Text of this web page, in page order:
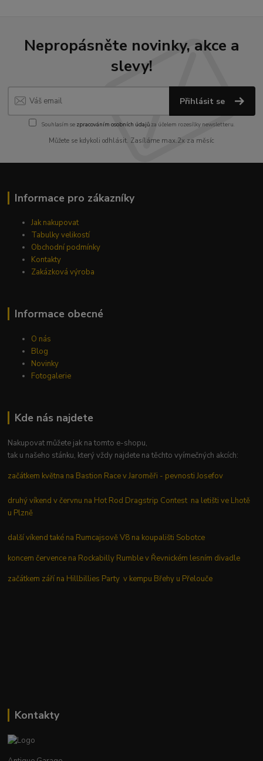
Nepropásněte novinky, akce a
slevy!
Přihlásit se
Souhlasím se zpracováním osobních údajůza účelem rozesílky newsletteru.
Můžete se kdykoli odhlásit. Zasíláme max.2x za měsíc
Informace pro zákazníky
Jak nakupovat
Tabulky velikostí
Obchodní podmínky
Kontakty
Zakázková výroba
Informace obecné
O nás
Blog
Novinky
Fotogalerie
Kde nás najdete
Nakupovat můžete jak na tomto e-shopu,
tak u našeho stánku, který vždy najdete na těchto vyímečných akcích:
začátkem května na Bastion Race v Jaroměři - pevnosti Josefov
druhý víkend v červnu na Hot Rod Dragstrip Contest na letišti ve Lhotě
u Plzně
další víkend také na Rumcajsově V8 na koupališti Sobotce
koncem července na Rockabilly Rumble v Řevnickém lesním divadle
začátkem září na Hillbillies Party v kempu Břehy u Přelouče
Kontakty